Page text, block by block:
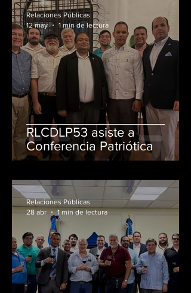
RLCDLP53 asiste a
Conferencia Patriótica
Relaciones Públicas
12 may
1 min de lectura
Relaciones Públicas
28 abr
1 min de lectura